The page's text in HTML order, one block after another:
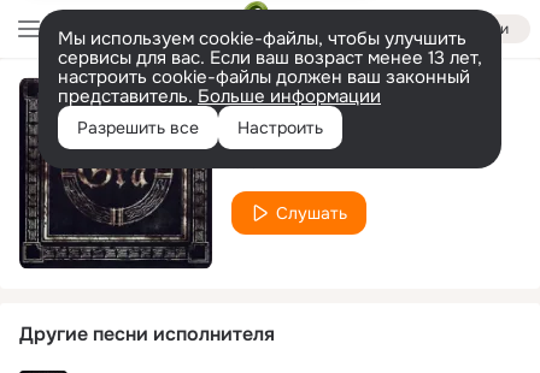
Войти
Мы используем cookie-файлы, чтобы улучшить
сервисы для вас. Если ваш возраст менее 13 лет,
настроить cookie-файлы должен ваш законный
представитель. Больше информации
Разрешить все Настроить
Kraft
Слушать
Другие песни исполнителя